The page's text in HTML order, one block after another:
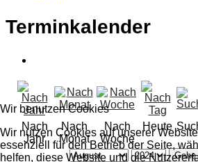
Terminkalender
Nach
Jahr
Nach
Monat
Nach
Woche
Heute
Wir benutzen Cookies
Wir nutzen Cookies auf unserer
essenziell für den Betrieb der Seite,
helfen, diese Website und die